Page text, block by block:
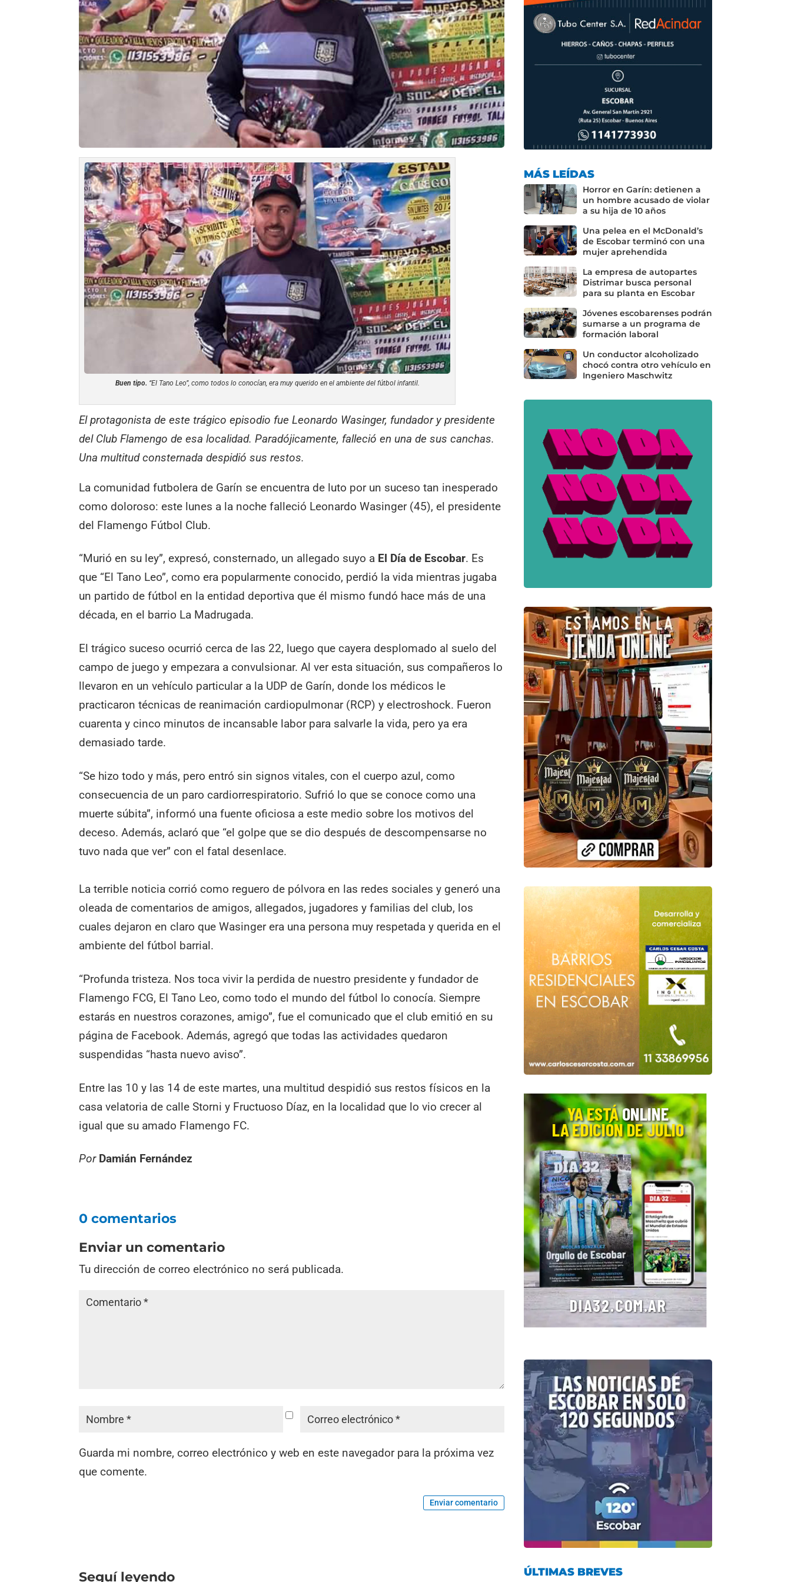
Buen tipo. “El Tano Leo”, como todos lo conocían, era muy querido en el ambiente del fútbol infantil.
El protagonista de este trágico episodio fue Leonardo Wasinger, fundador y presidente
del Club Flamengo de esa localidad. Paradójicamente, falleció en una de sus canchas.
Una multitud consternada despidió sus restos.
La comunidad futbolera de Garín se encuentra de luto por un suceso tan inesperado
como doloroso: este lunes a la noche falleció Leonardo Wasinger (45), el presidente
del Flamengo Fútbol Club.
“Murió en su ley”, expresó, consternado, un allegado suyo a El Día de Escobar. Es
que “El Tano Leo”, como era popularmente conocido, perdió la vida mientras jugaba
un partido de fútbol en la entidad deportiva que él mismo fundó hace más de una
década, en el barrio La Madrugada.
El trágico suceso ocurrió cerca de las 22, luego que cayera desplomado al suelo del
campo de juego y empezara a convulsionar. Al ver esta situación, sus compañeros lo
llevaron en un vehículo particular a la UDP de Garín, donde los médicos le
practicaron técnicas de reanimación cardiopulmonar (RCP) y electroshock. Fueron
cuarenta y cinco minutos de incansable labor para salvarle la vida, pero ya era
demasiado tarde.
“Se hizo todo y más, pero entró sin signos vitales, con el cuerpo azul, como
consecuencia de un paro cardiorrespiratorio. Sufrió lo que se conoce como una
muerte súbita”, informó una fuente oficiosa a este medio sobre los motivos del
deceso. Además, aclaró que “el golpe que se dio después de descompensarse no
tuvo nada que ver” con el fatal desenlace.
La terrible noticia corrió como reguero de pólvora en las redes sociales y generó una
oleada de comentarios de amigos, allegados, jugadores y familias del club, los
cuales dejaron en claro que Wasinger era una persona muy respetada y querida en el
ambiente del fútbol barrial.
“Profunda tristeza. Nos toca vivir la perdida de nuestro presidente y fundador de
Flamengo FCG, El Tano Leo, como todo el mundo del fútbol lo conocía. Siempre
estarás en nuestros corazones, amigo”, fue el comunicado que el club emitió en su
página de Facebook. Además, agregó que todas las actividades quedaron
suspendidas “hasta nuevo aviso”.
Entre las 10 y las 14 de este martes, una multitud despidió sus restos físicos en la
casa velatoria de calle Storni y Fructuoso Díaz, en la localidad que lo vio crecer al
igual que su amado Flamengo FC.
Por Damián Fernández
0 comentarios
Enviar un comentario
Tu dirección de correo electrónico no será publicada.
Guarda mi nombre, correo electrónico y web en este navegador para la próxima vez
que comente.
Enviar comentario
Seguí leyendo
MÁS LEÍDAS
Horror en Garín: detienen a
un hombre acusado de violar
a su hija de 10 años
Una pelea en el McDonald’s
de Escobar terminó con una
mujer aprehendida
La empresa de autopartes
Distrimar busca personal
para su planta en Escobar
Jóvenes escobarenses podrán
sumarse a un programa de
formación laboral
Un conductor alcoholizado
chocó contra otro vehículo en
Ingeniero Maschwitz
ÚLTIMAS BREVES